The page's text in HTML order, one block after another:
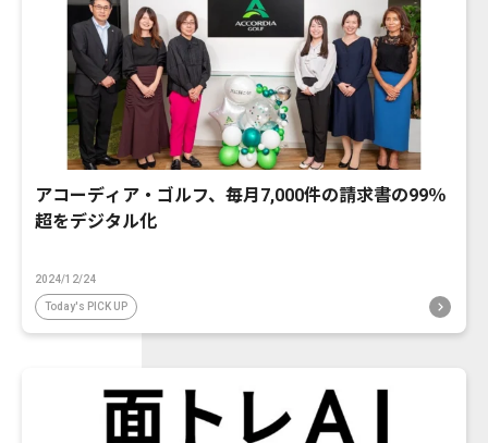
アコーディア・ゴルフ、毎月7,000件の請求書の99％
超をデジタル化
2024/12/24
Today's PICK UP